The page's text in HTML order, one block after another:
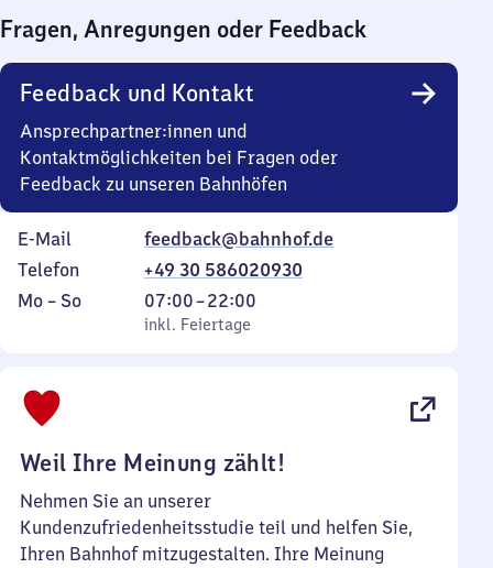
0
Uhr
Fragen, Anregungen oder Feedback
Feedback und Kontakt
Ansprechpartner:innen und
Kontaktmöglichkeiten bei Fragen oder
Feedback zu unseren Bahnhöfen
E-Mail
feedback@bahnhof.de
Telefon
+49 30 586020930
Montag
Mo – So,
inkl. Feiertage
07:00–22:00
Von
7
inkl. Feiertage
Weil Ihre Meinung zählt!
Nehmen Sie an unserer
Kundenzufriedenheitsstudie teil und helfen Sie,
Ihren Bahnhof mitzugestalten. Ihre Meinung